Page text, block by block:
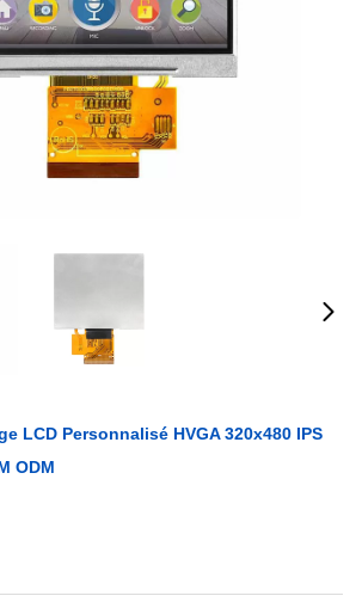
LCD Personnalisé HVGA 320x480 IPS
ODM